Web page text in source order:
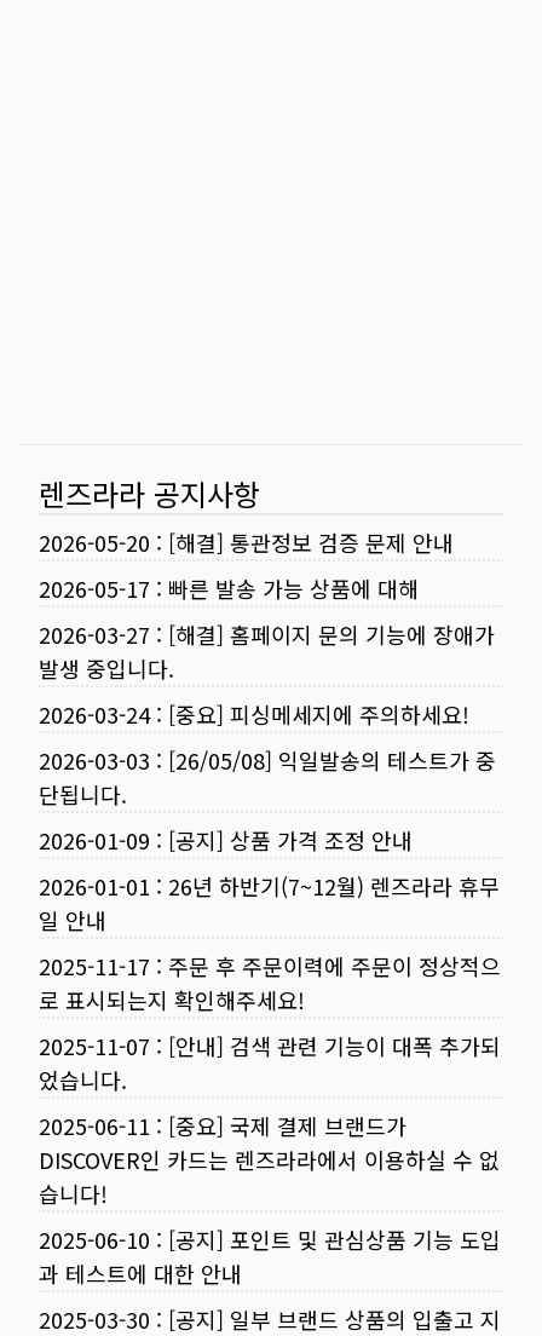
렌즈라라 공지사항
2026-05-20 : [해결] 통관정보 검증 문제 안내
2026-05-17 : 빠른 발송 가능 상품에 대해
2026-03-27 : [해결] 홈페이지 문의 기능에 장애가
발생 중입니다.
2026-03-24: [중요] 피싱메세지에 주의하세요!
2026-03-03 : [26/05/08] 익일발송의 테스트가 중
단됩니다.
2026-01-09 : [공지] 상품 가격 조정 안내
2026-01-01 : 26년 하반기(7~12월) 렌즈라라 휴무
일 안내
2025-11-17 : 주문 후 주문이력에 주문이 정상적으
로 표시되는지 확인해주세요!
2025-11-07 : [안내] 검색 관련 기능이 대폭 추가되
었습니다.
2025-06-11 : [중요] 국제 결제 브랜드가
DISCOVER인 카드는 렌즈라라에서 이용하실 수 없
습니다!
2025-06-10 : [공지] 포인트 및 관심상품 기능 도입
과 테스트에 대한 안내
2025-03-30 : [공지] 일부 브랜드 상품의 입출고 지